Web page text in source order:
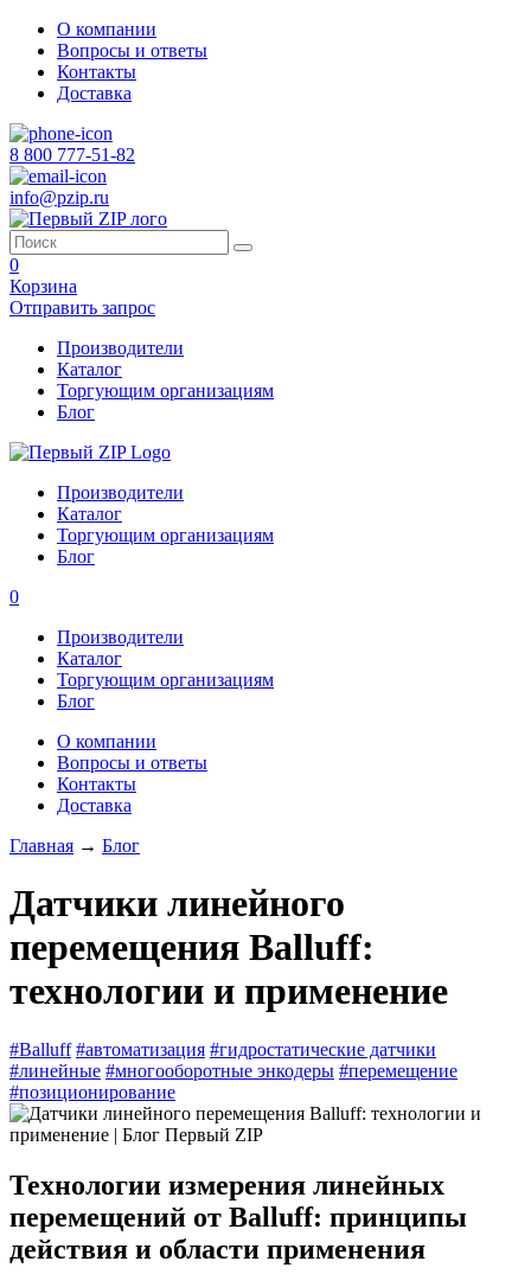
О компании
Вопросы и ответы
Контакты
Доставка
8 800 777-51-82
info@pzip.ru
0
Корзина
Отправить запрос
Производители
Каталог
Торгующим организациям
Блог
Производители
Каталог
Торгующим организациям
Блог
0
Производители
Каталог
Торгующим организациям
Блог
О компании
Вопросы и ответы
Контакты
Доставка
Главная → Блог
Датчики линейного
перемещения Balluff:
технологии и применение
#Balluff #автоматизация #гидростатические датчики
#линейные #многооборотные энкодеры #перемещение
#позиционирование
Технологии измерения линейных
перемещений от Balluff: принципы
действия и области применения